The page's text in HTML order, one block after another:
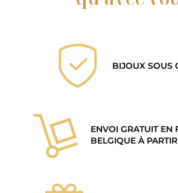
BIJOUX SOUS
ENVOI GRATUIT EN
BELGIQUE À